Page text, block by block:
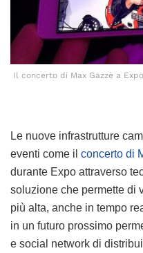
Il concerto di Max Gazzè a
Le nuove infrastrutture
eventi come il concerto di
durante Expo attraverso
soluzione che permette di
più alta, anche in tempo
in un futuro prossimo
e social network di